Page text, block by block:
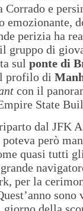
e
emozionante,
perizia ha
gruppo di
sul ponte di
profilo di
con il
State
dal JFK
però
quasi tutti
per la
sono